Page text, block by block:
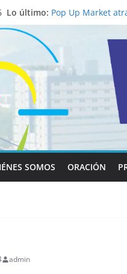
Lo último: católico para
Pop Up Market
Salud mental a la
familia
Lo que tienen en
Papa León XIV
Realizadores de
institucional y
SOMOS ORACIÓN
admin